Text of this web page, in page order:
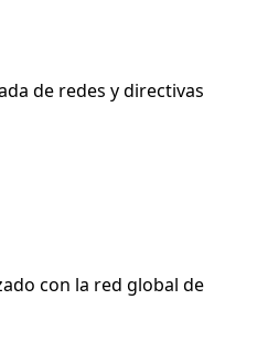
de redes y directivas
con la red global de